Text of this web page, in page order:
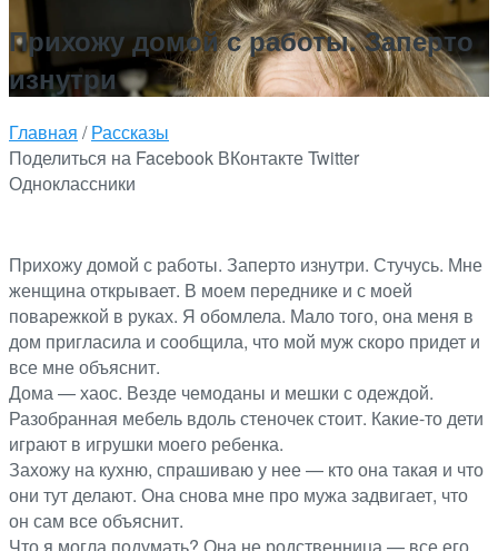
Прихожу домой с работы. Заперто
изнутри
Главная /Рассказы
Поделиться на Facebook ВКонтактеTwitter
Одноклассники
Прихожу домой с работы. Заперто изнутри. Стучусь. Мне
женщина открывает. В моем переднике и с моей
поварежкой в руках. Я обомлела. Мало того, она меня в
дом пригласила и сообщила, что мой муж скоро придет и
все мне объяснит.
Дома — хаос. Везде чемоданы и мешки с одеждой.
Разобранная мебель вдоль стеночек стоит. Какие-то дети
играют в игрушки моего ребенка.
Захожу на кухню, спрашиваю у нее — кто она такая и что
они тут делают. Она снова мне про мужа задвигает, что
он сам все объяснит.
Что я могла подумать? Она не родственница — все его